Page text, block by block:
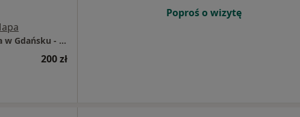
Spółdzielnia Lekarska Specjalistyczna w Gdańsku - Wrzeszczu
200 zł
Poproś o wizytę